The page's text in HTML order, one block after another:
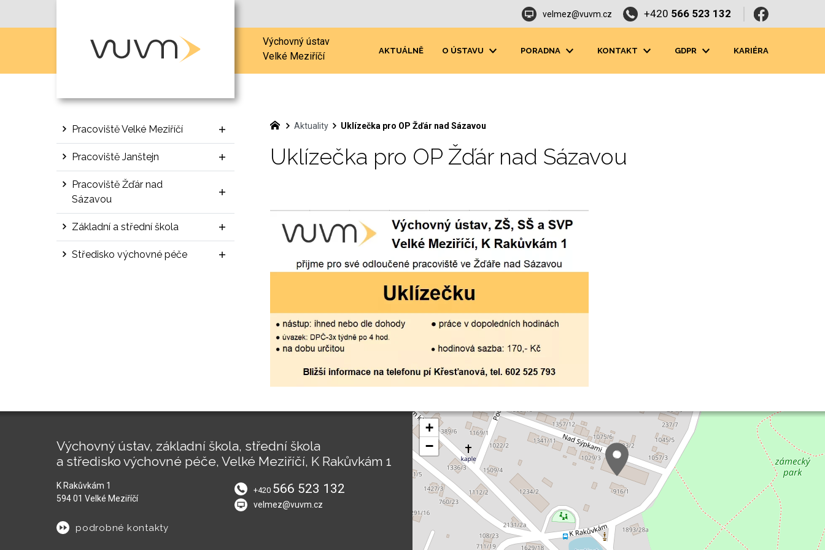
Výchovný ústav
Velké Meziříčí
velmez@vuvm.cz +420 566 523 132
AKTUÁLNĚ O ÚSTAVU PORADNA KONTAKT GDPR KARIÉRA
Pracoviště Velké Meziříčí
Pracoviště Janštejn
Pracoviště Žďár nad
Sázavou
Základní a střední škola
Středisko výchovné péče
Aktuality Uklízečka pro OP Žďár nad Sázavou
Uklízečka pro OP Žďár nad Sázavou
Výchovný ústav, základní škola, střední škola
a středisko výchovné péče, Velké Meziříčí, K Rakůvkám 1
K Rakůvkám 1
594 01 Velké Meziříčí
+420 566 523 132
velmez@vuvm.cz
podrobné kontakty
+
−